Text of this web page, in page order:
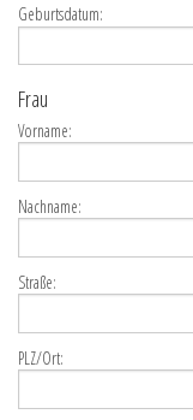
Geburtsdatum:
Frau
Vorname:
Nachname:
Straße:
PLZ/Ort: